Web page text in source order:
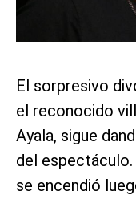
El sorpresivo
el reconocido
Ayala, sigue
del
se encendió